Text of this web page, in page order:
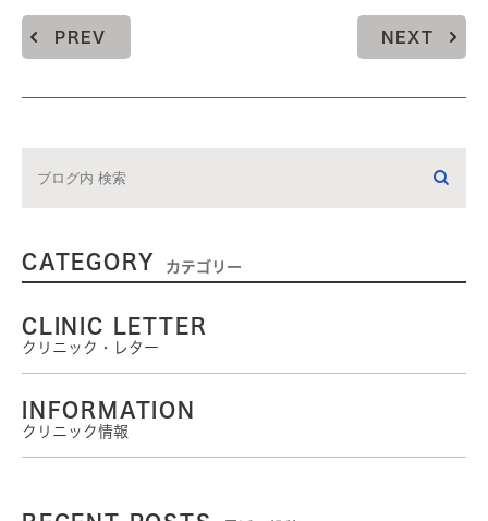
PREV NEXT
CATEGORY カテゴリー
CLINIC LETTER
クリニック・レター
INFORMATION
クリニック情報